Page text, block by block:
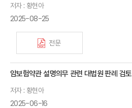
저자 : 황현아
2025-08-25
전문
암보험약관 설명의무 관련 대법원 판례 검토
저자 : 황현아
2025-06-16